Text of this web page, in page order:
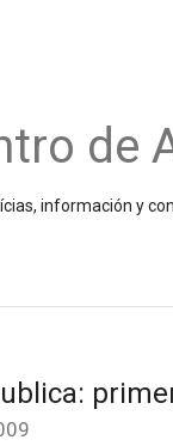
de
información y